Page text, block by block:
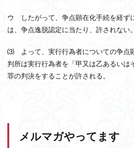
ウ したがって、争点顕在化手続を経ず
は、争点逸脱認定に当たり、許されない。
⑶ よって、実行行為者についての争点
判所は実行行為者を「甲又は乙あるいは
罪の判決をすることが許される。
メルマガやってます